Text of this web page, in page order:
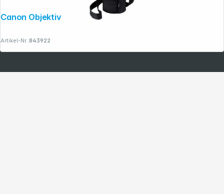
Canon Objektivbeutel LZ 1438
Artikel-Nr.:843922